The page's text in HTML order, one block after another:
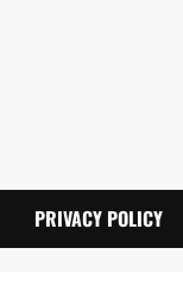
PRIVACY POLICY